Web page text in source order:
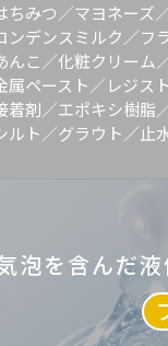
ちみつ／マヨネーズ
ンデンスミルク／フ
んこ／化粧クリーム
属ペースト／レジス
着剤／エポキシ樹脂
ルト／グラウト／止
泡を含んだ